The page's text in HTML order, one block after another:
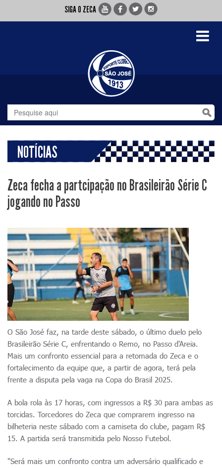
SIGA O ZECA
Toggle
NOTÍCIAS
Zeca fecha a partcipação no Brasileirão Série C
jogando no Passo
O São José faz, na tarde deste sábado, o último duelo pelo
Brasileirão Série C, enfrentando o Remo, no Passo d'Areia.
Mais um confronto essencial para a retomada do Zeca e o
fortalecimento da equipe que, a partir de agora, terá pela
frente a disputa pela vaga na Copa do Brasil 2025.
A bola rola às 17 horas, com ingressos a R$ 30 para ambas as
torcidas. Torcedores do Zeca que comprarem ingresso na
bilheteria neste sábado com a camiseta do clube, pagam R$
15. A partida será transmitida pelo Nosso Futebol.
"Será mais um confronto contra um adversário qualificado e